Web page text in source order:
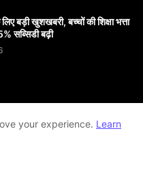
बड़ी खुशखबरी, बच्चों की शिक्षा भत्ता
सब्सिडी बढ़ी
us
Disclaimer
your experience. Learn